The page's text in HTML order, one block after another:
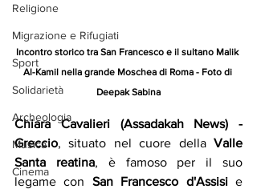
Religione
Migrazione e Rifugiati
Sport
Solidarietà
Archeologia
Musica
Cinema
Incontro storico tra San Francesco e il sultano Malik
Al-Kamil nella grande Moschea di Roma - Foto di
Deepak Sabina
Chiara Cavalieri (Assadakah News) -
Greccio, situato nel cuore della Valle
Santa reatina, è famoso per il suo
legame con San Francesco d'Assisi e